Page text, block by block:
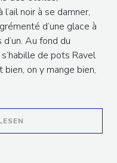
noir à se damner,
d’une glace à
Au fond du
de pots Ravel
bien, on y mange bien,